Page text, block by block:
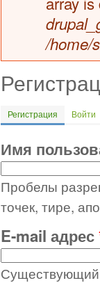
/home/
Главные
Регистрация Войти
Имя
Пробелы
точек, тире,
E-mail адрес
Существующий